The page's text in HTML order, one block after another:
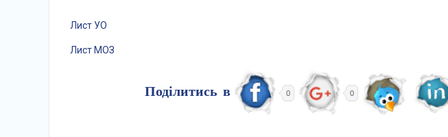
Лист УО
Лист МОЗ
Поділитись в 0 0